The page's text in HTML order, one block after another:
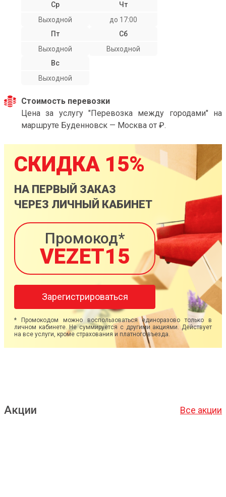
Ср
Выходной
Чт
до 17:00
Пт
Выходной
Сб
Выходной
Вс
Выходной
Стоимость перевозки
Цена за услугу "Перевозка между городами" на
маршруте Буденновск — Москва от ₽.
СКИДКА 15%
НА ПЕРВЫЙ ЗАКАЗ
ЧЕРЕЗ ЛИЧНЫЙ КАБИНЕТ
Промокод*
VEZET15
Зарегистрироваться
* Промокодом можно воспользоваться единоразово только в
личном кабинете. Не суммируется с другими акциями. Действует
на все услуги, кроме страхования и платного въезда.
Акции Все акции